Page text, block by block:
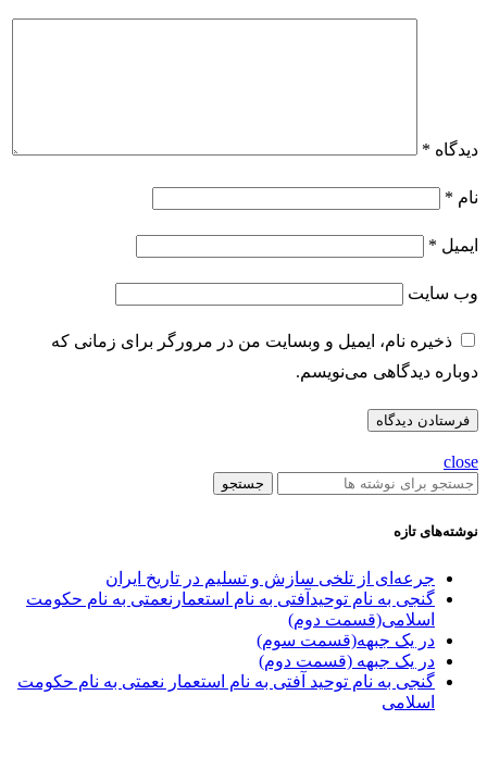
دیدگاه *
نام *
ایمیل *
وب‌ سایت
ذخیره نام، ایمیل و وبسایت من در مرورگر برای زمانی که
دوباره دیدگاهی می‌نویسم.
close
جستجو
نوشته‌های تازه
جرعه‌ای از تلخی سازش و تسلیم در تاریخ ایران
گنجی به نام توحیدآفتی به نام استعمارنعمتی به نام حکومت
اسلامی(قسمت دوم)
در یک جبهه(قسمت سوم)
در یک جبهه (قسمت دوم)
گنجی به نام توحید آفتی به نام استعمار نعمتی به نام حکومت
اسلامی